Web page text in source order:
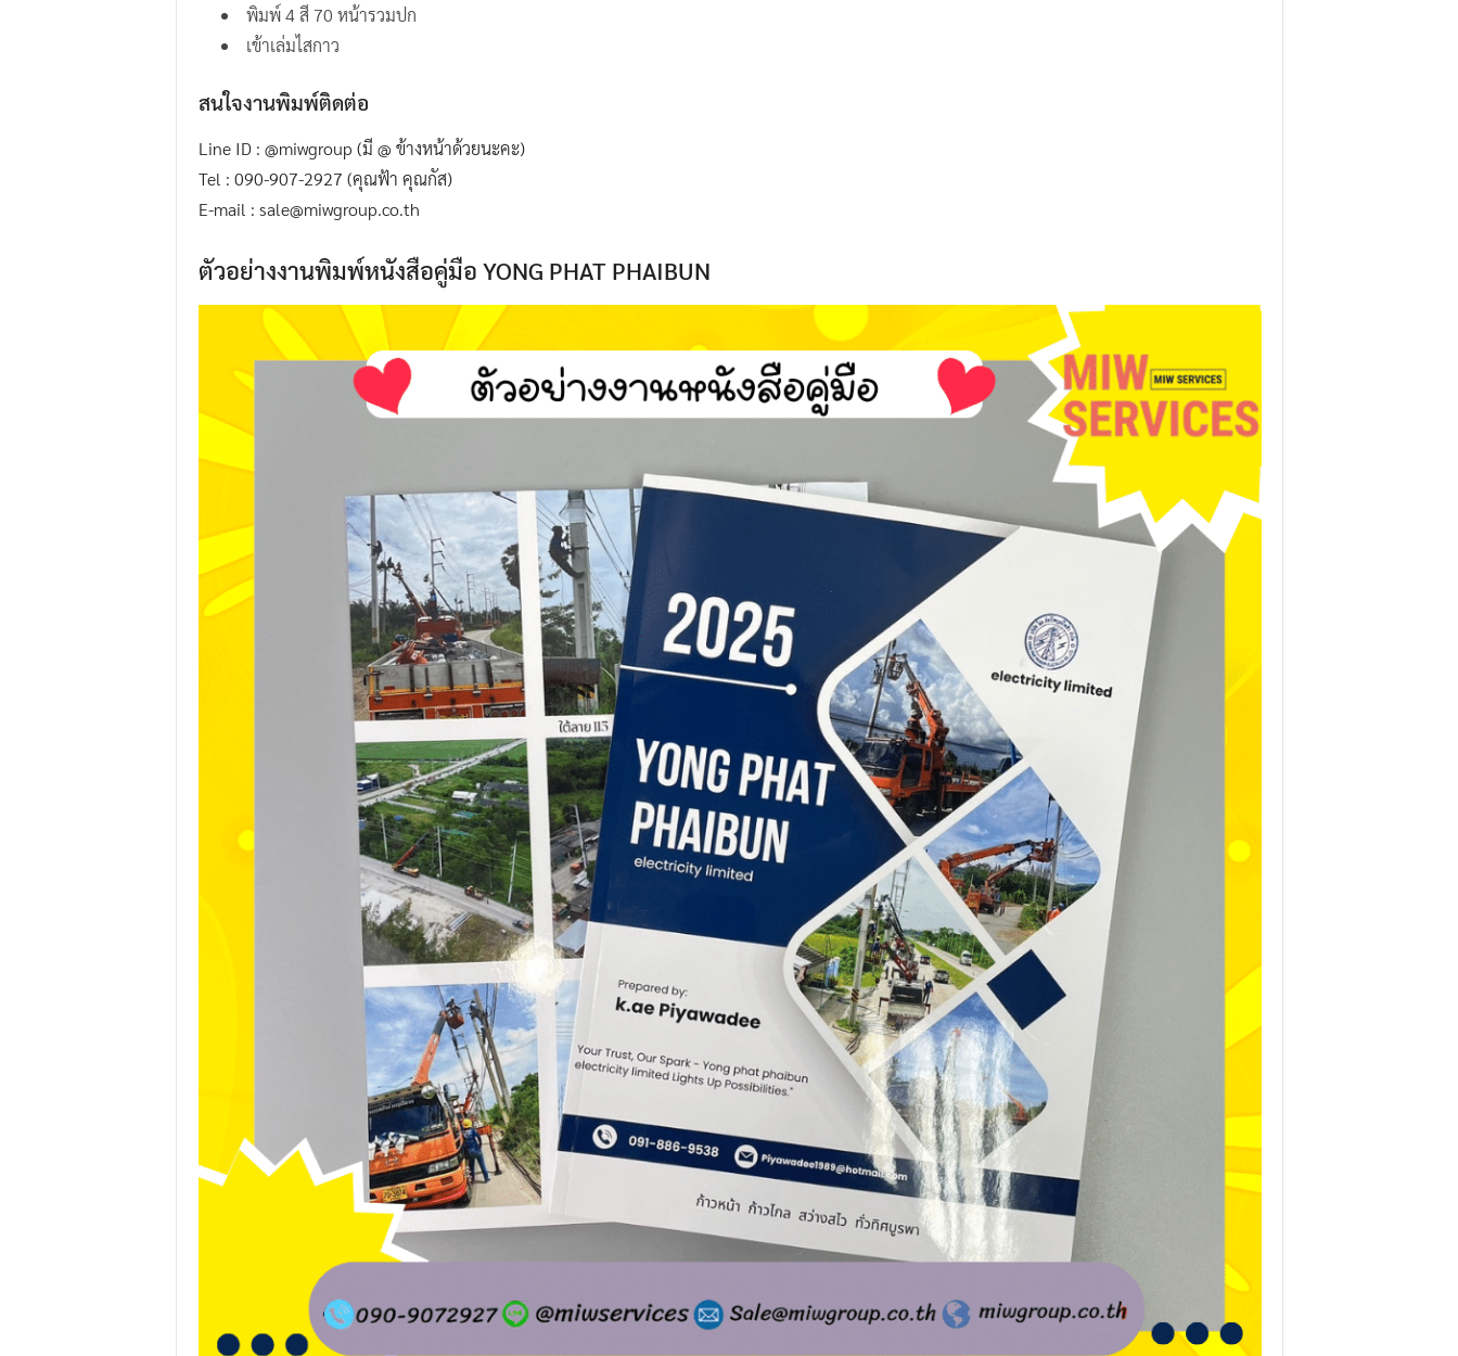
พิมพ์ 4 สี 70 หน้ารวมปก
เข้าเล่มไสกาว
สนใจงานพิมพ์ติดต่อ
Line ID : @miwgroup (มี @ ข้างหน้าด้วยนะคะ)
Tel : 090-907-2927 (คุณฟ้า คุณกัส)
E-mail : sale@miwgroup.co.th
ตัวอย่างงานพิมพ์หนังสือคู่มือ YONG PHAT PHAIBUN